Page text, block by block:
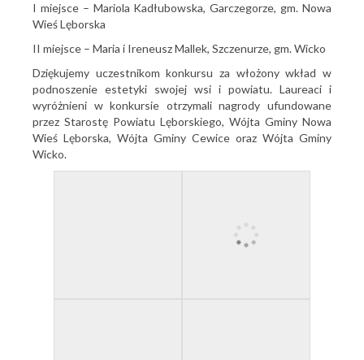
I miejsce – Mariola Kadłubowska, Garczegorze, gm. Nowa
Wieś Lęborska
II miejsce – Maria i Ireneusz Mallek, Szczenurze, gm. Wicko
Dziękujemy uczestnikom konkursu za włożony wkład w
podnoszenie estetyki swojej wsi i powiatu. Laureaci i
wyróżnieni w konkursie otrzymali nagrody ufundowane
przez Starostę Powiatu Lęborskiego, Wójta Gminy Nowa
Wieś Lęborska, Wójta Gminy Cewice oraz Wójta Gminy
Wicko.